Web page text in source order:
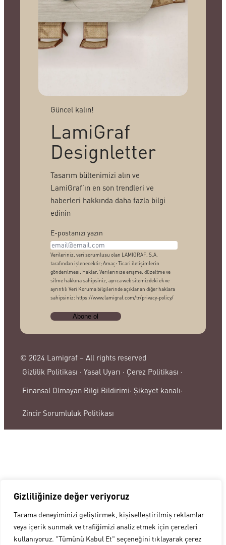
Gizliliğinize değer veriyoruz
Tarama deneyiminizi geliştirmek, kişiselleştirilmiş reklamlar
veya içerik sunmak ve trafiğimizi analiz etmek için çerezleri
kullanıyoruz. "Tümünü Kabul Et" seçeneğini tıklayarak çerez
Güncel kalın!
LamiGraf
Designletter
Tasarım bültenimizi alın ve
LamiGraf’ın en son trendleri ve
haberleri hakkında daha fazla bilgi
edinin
E-postanızı yazın
Verileriniz, veri sorumlusu olan LAMIGRAF, S.A.
tarafından işlenecektir; Amaç: Ticari iletişimlerin
gönderilmesi; Haklar: Verilerinize erişme, düzeltme ve
silme hakkına sahipsiniz, ayrıca web sitemizdeki ek ve
ayrıntılı Veri Koruma bilgilerinde açıklanan diğer haklara
sahipsiniz: https://www.lamigraf.com/tr/privacy-policy/
© 2024 Lamigraf – All rights reserved
Gizlilik Politikası · Yasal Uyarı · Çerez Politikası ·
Finansal Olmayan Bilgi Bildirimi· Şikayet kanalı·
Zincir Sorumluluk Politikası